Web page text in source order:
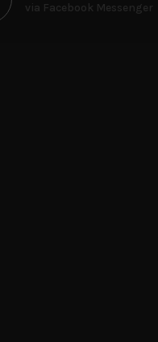
via Facebook Messenger